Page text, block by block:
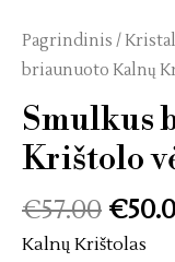
Pagrindinis /
briaunuoto Kalnų
Smulkus
Krištolo
€57.00 €
Kalnų Krištolas